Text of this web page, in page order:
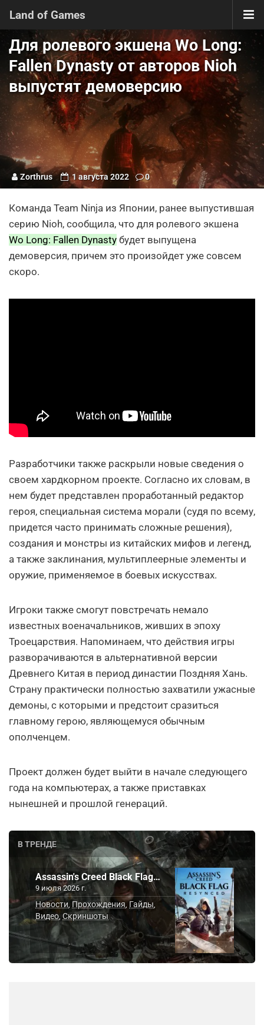
Land of Games
Для ролевого экшена Wo Long:
Fallen Dynasty от авторов Nioh
выпустят демоверсию
Zorthrus 1 августа 2022 0
Команда Team Ninja из Японии, ранее выпустившая
серию Nioh, сообщила, что для ролевого экшена
Wo Long: Fallen Dynasty будет выпущена
демоверсия, причем это произойдет уже совсем
скоро.
Разработчики также раскрыли новые сведения о
своем хардкорном проекте. Согласно их словам, в
нем будет представлен проработанный редактор
героя, специальная система морали (судя по всему,
придется часто принимать сложные решения),
создания и монстры из китайских мифов и легенд,
а также заклинания, мультиплеерные элементы и
оружие, применяемое в боевых искусствах.
Игроки также смогут повстречать немало
известных военачальников, живших в эпоху
Троецарствия. Напоминаем, что действия игры
разворачиваются в альтернативной версии
Древнего Китая в период династии Поздняя Хань.
Страну практически полностью захватили ужасные
демоны, с которыми и предстоит сразиться
главному герою, являющемуся обычным
ополченцем.
Проект должен будет выйти в начале следующего
года на компьютерах, а также приставках
нынешней и прошлой генераций.
В ТРЕНДЕ
Assassin's Creed Black Flag…
9 июля 2026 г.
Новости Прохождения, Гайды
Видео ,Скриншоты